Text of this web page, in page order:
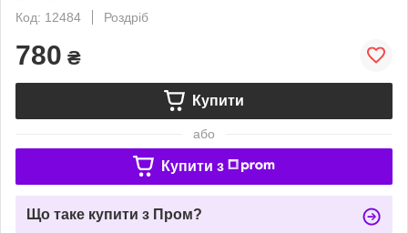
Код: 12484
Роздріб
780 ₴
Купити
або
Купити з
Що таке купити з Пром?